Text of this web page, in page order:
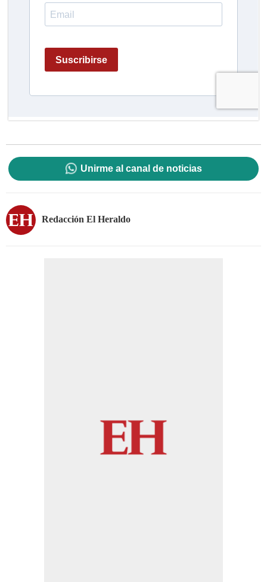
Unirme al canal de noticias
Redacción El Heraldo